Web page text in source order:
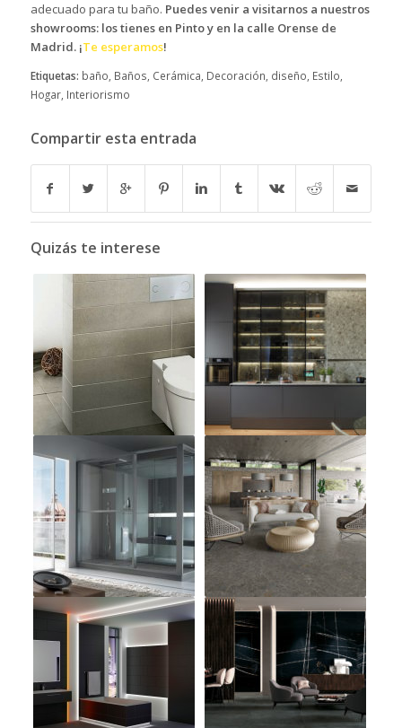
adecuado para tu baño. Puedes venir a visitarnos a nuestros
showrooms: los tienes en Pinto y en la calle Orense de
Madrid. ¡Te esperamos!
Etiquetas: baño, Baños, Cerámica, Decoración, diseño, Estilo,
Hogar, Interiorismo
Compartir esta entrada
Quizás te interese